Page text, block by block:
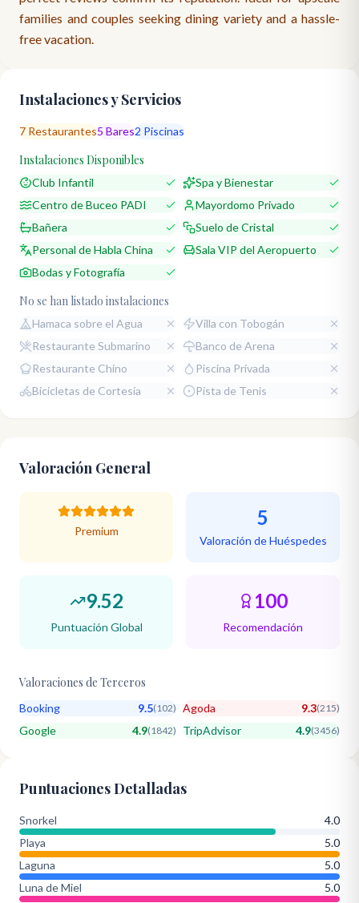
families and couples seeking dining variety and a hassle-
free vacation.
Instalaciones y Servicios
7 Restaurantes5 Bares2 Piscinas
Instalaciones Disponibles
Club Infantil
Spa y Bienestar
Centro de Buceo PADI
Mayordomo Privado
Bañera
Suelo de Cristal
Personal de Habla China
Sala VIP del Aeropuerto
Bodas y Fotografía
No se han listado instalaciones
Hamaca sobre el Agua
Villa con Tobogán
Restaurante Submarino
Banco de Arena
Restaurante Chino
Piscina Privada
Bicicletas de Cortesía
Pista de Tenis
Valoración General
Premium
5
Valoración de Huéspedes
9.52
Puntuación Global
100
Recomendación
Valoraciones de Terceros
Booking 9.5(102) Agoda 9.3(215)
Google 4.9(1842) TripAdvisor 4.9(3456)
Puntuaciones Detalladas
Snorkel
4.0
Playa
5.0
Laguna
5.0
Luna de Miel
5.0